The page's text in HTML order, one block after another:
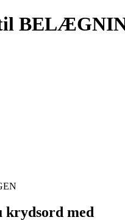
krydsord med